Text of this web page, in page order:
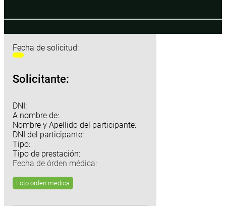
Fecha de solicitud:
Solicitante:
DNI:
A nombre de:
Nombre y Apellido del participante:
DNI del participante:
Tipo:
Tipo de prestación:
Fecha de órden médica:
Foto orden medica